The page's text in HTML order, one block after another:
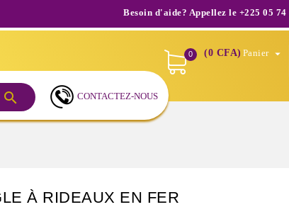
Besoin d'aide? Appellez le +225 05 74 15 22
0 Panier 
(0 CFA)
 CONTACTEZ-NOUS
À RIDEAUX EN FER